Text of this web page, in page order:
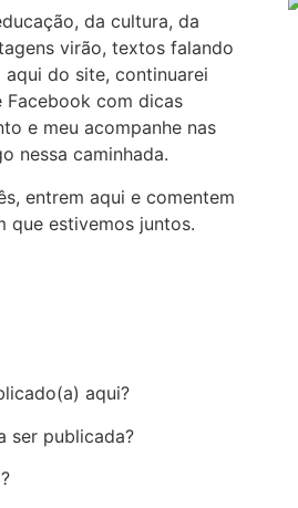
da cultura, da
virão, textos falando
do site, continuarei
Facebook com dicas
e meu acompanhe nas
nessa caminhada.
entrem aqui e comentem
que estivemos juntos.
aqui?
ser publicada?